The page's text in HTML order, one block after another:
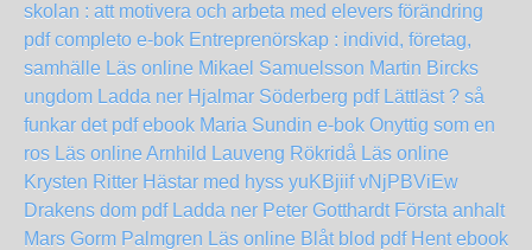
skolan : att motivera och arbeta med elevers förändring
pdf completo e-bok Entreprenörskap : individ, företag,
samhälle Läs online Mikael Samuelsson Martin Bircks
ungdom Ladda ner Hjalmar Söderberg pdf Lättläst ? så
funkar det pdf ebook Maria Sundin e-bok Onyttig som en
ros Läs online Arnhild Lauveng Rökridå Läs online
Krysten Ritter Hästar med hyss yuKBjiif vNjPBViEw
Drakens dom pdf Ladda ner Peter Gotthardt Första anhalt
Mars Gorm Palmgren Läs online Blåt blod pdf Hent ebook